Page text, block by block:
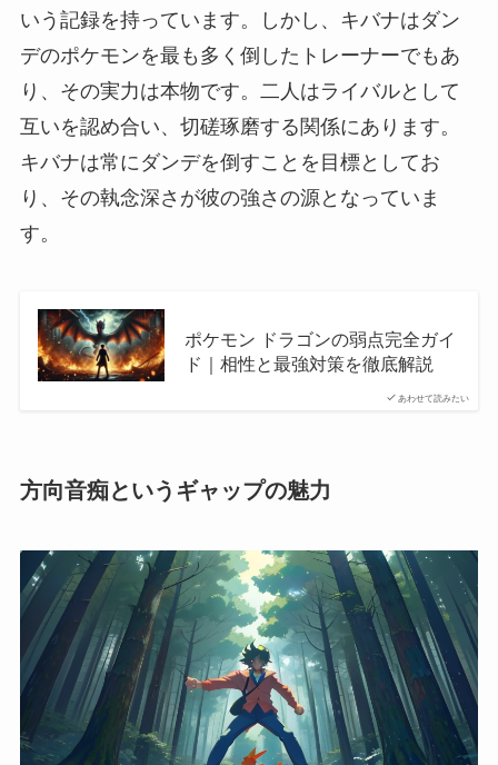
いう記録を持っています。しかし、キバナはダン
デのポケモンを最も多く倒したトレーナーでもあ
り、その実力は本物です。二人はライバルとして
互いを認め合い、切磋琢磨する関係にあります。
キバナは常にダンデを倒すことを目標としてお
り、その執念深さが彼の強さの源となっていま
す。
あわせて読みたい
ポケモン ドラゴンの弱点完全ガイ
ド｜相性と最強対策を徹底解説
方向音痴というギャップの魅力